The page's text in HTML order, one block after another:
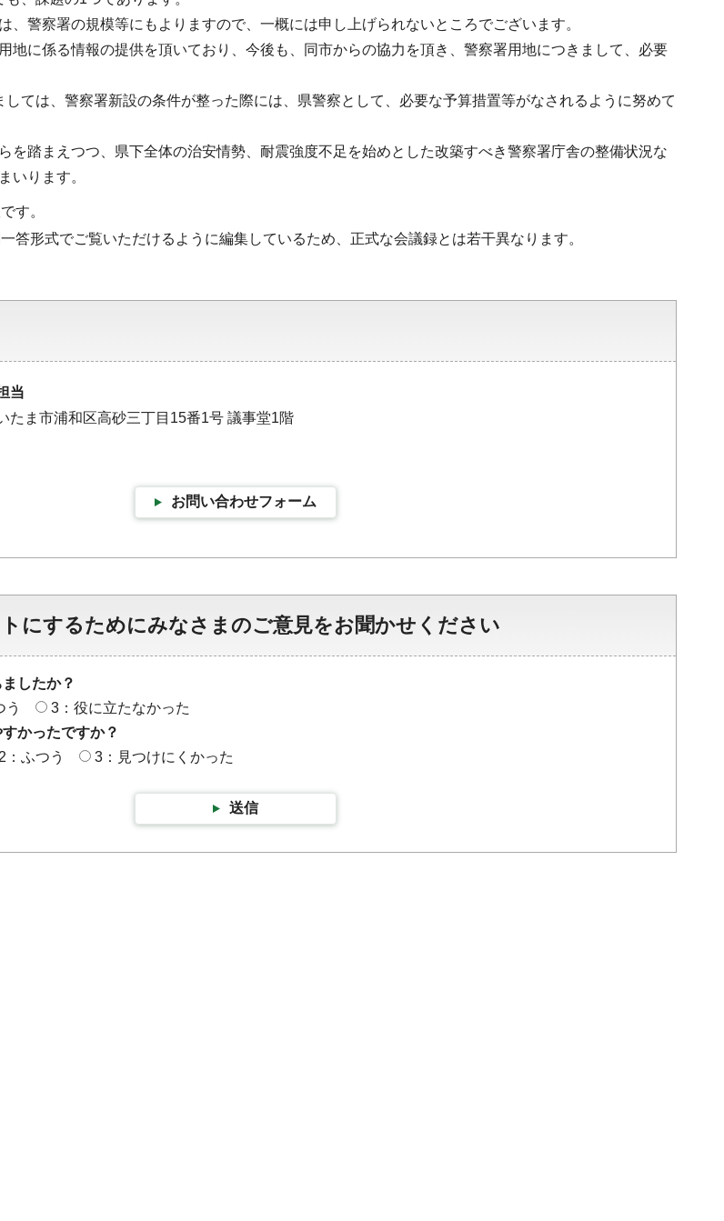
、警察署の規模等にもよりますので、一概には申し上げられないところでございます。
地に係る情報の提供を頂いており、今後も、同市からの協力を頂き、警察署用地につきまして、必要
ては、警察署新設の条件が整った際には、県警察として、必要な予算措置等がなされるように努めて
を踏まえつつ、県下全体の治安情勢、耐震強度不足を始めとした改築すべき警察署庁舎の整備状況な
いります。
す。
答形式でご覧いただけるように編集しているため、正式な会議録とは若干異なります。
当
たま市浦和区高砂三丁目15番1号 議事堂1階
お問い合わせフォーム
にするためにみなさまのご意見をお聞かせください
したか？
う
3：役に立たなかった
かったですか？
2：ふつう 3：見つけにくかった
送信